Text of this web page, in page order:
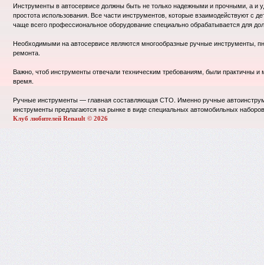
Инструменты в автосервисе должны быть не только надежными и прочными, а и
простота использования. Все части инструментов, которые взаимодействуют
чаще всего профессиональное оборудование специально обрабатывается для
Необходимыми на автосервисе являются многообразные ручные инструменты,
ремонта.
Важно, чтоб инструменты отвечали техническим требованиям, были практичны
время.
Ручные инструменты — главная составляющая СТО. Именно ручные
инструменты предлагаются на рынке в виде специальных автомобильных
Клуб любителей Renault © 2026